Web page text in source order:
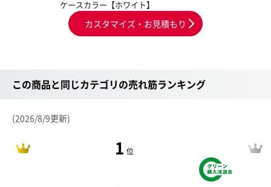
ケースカラー【ホワイト】
カスタマイズ・お見積もり
この商品と同じカテゴリの売れ筋ランキング
(2026/8/9更新)
1 位